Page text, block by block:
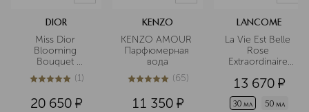
DIOR
Miss Dior
Blooming
Bouquet
Туалетная вода
5из 51 (1)
20 650 ¤
KENZO
KENZO AMOUR
Парфюмерная
вода
4.9из565 (65)
11 350 ¤
LANCOME
La Vie Est Belle
Rose
Extraordinaire
вода
13 670 ¤
30 мл 50 мл